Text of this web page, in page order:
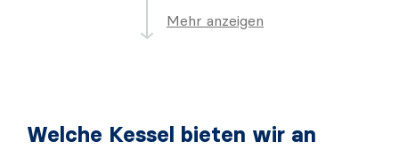
Mehr anzeigen
Welche Kessel bieten wir an